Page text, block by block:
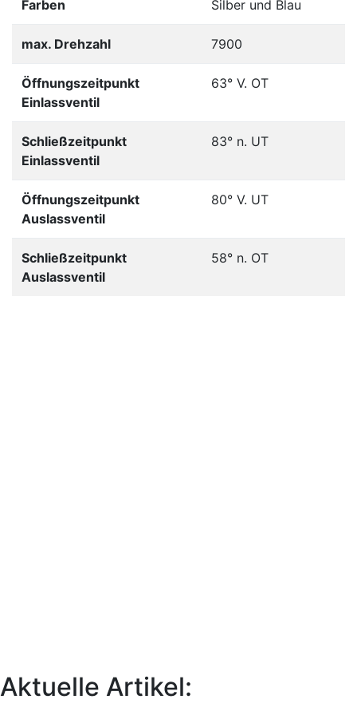
Farben Silber und Blau
max. Drehzahl 7900
Öffnungszeitpunkt
Einlassventil
63° V. OT
Schließzeitpunkt
Einlassventil
83° n. UT
Öffnungszeitpunkt
Auslassventil
80° V. UT
Schließzeitpunkt
Auslassventil
58° n. OT
Aktuelle Artikel: